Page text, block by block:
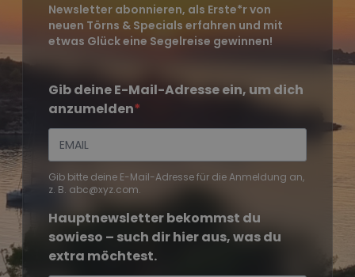
Newsletter abonnieren, als Erste*r von
neuen Törns & Specials erfahren und mit
etwas Glück eine Segelreise gewinnen!
Gib deine E-Mail-Adresse ein, um dich
anzumelden
Gib bitte deine E-Mail-Adresse für die Anmeldung an,
z. B. abc@xyz.com.
Hauptnewsletter bekommst du
sowieso – such dir hier aus, was du
extra möchtest.